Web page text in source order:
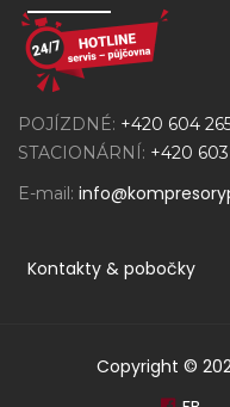
POJÍZDNÉ: +420 604
STACIONÁRNÍ: +420
E-mail:
Kontakty & pobočky
Copyright ©